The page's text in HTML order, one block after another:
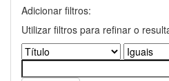
Adicionar filtros:
Utilizar filtros para refinar o